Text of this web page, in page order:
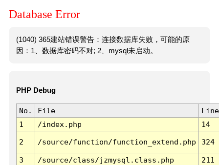
Database Error
(1040) 365建站错误警告：连接数据库失败，可能的原
因：1、数据库密码不对; 2、mysql未启动。
PHP Debug
No. File
Line
1
/index.php 14
2 /source/function/function_extend.php 324
3 /source/class/jzmysql.class.php
211